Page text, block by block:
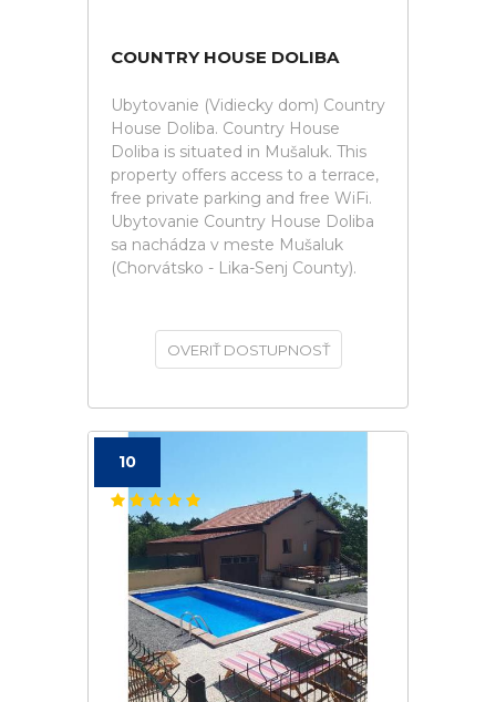
COUNTRY HOUSE DOLIBA
Ubytovanie (Vidiecky dom) Country
House Doliba. Country House
Doliba is situated in Mušaluk. This
property offers access to a terrace,
free private parking and free WiFi.
Ubytovanie Country House Doliba
sa nachádza v meste Mušaluk
(Chorvátsko - Lika-Senj County).
OVERIŤ DOSTUPNOSŤ
10